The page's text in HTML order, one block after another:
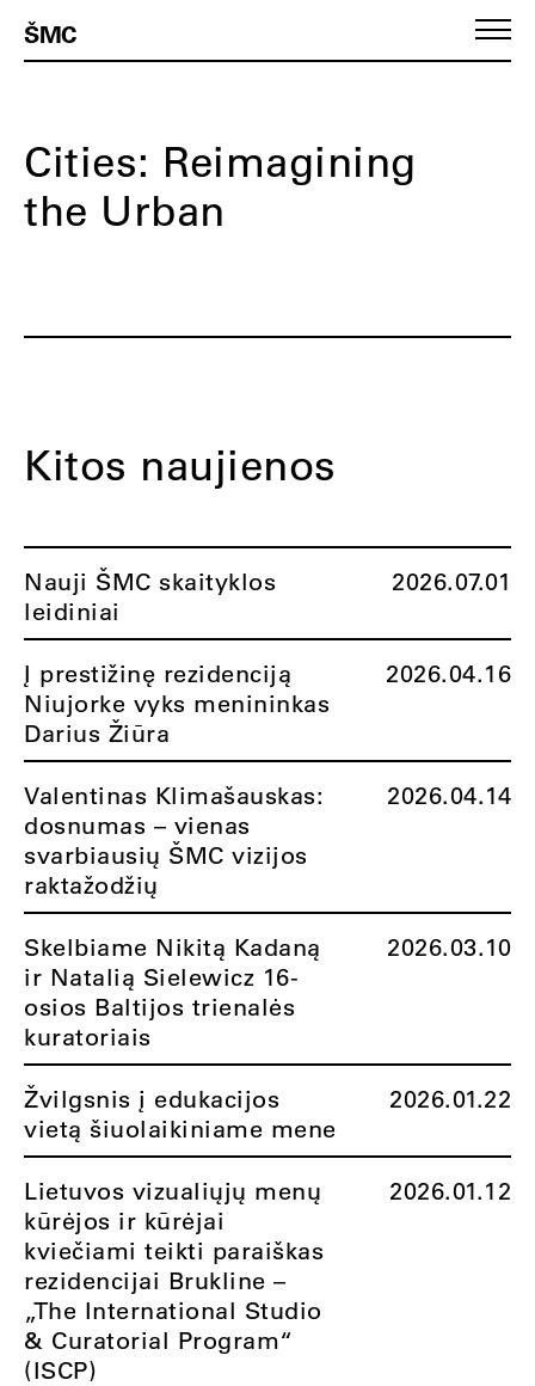
ŠMC
Cities: Reimagining
the Urban
Kitos naujienos
Nauji ŠMC skaityklos
leidiniai
2026.07.01
Į prestižinę rezidenciją
Niujorke vyks menininkas
Darius Žiūra
2026.04.16
Valentinas Klimašauskas:
dosnumas – vienas
svarbiausių ŠMC vizijos
raktažodžių
2026.04.14
Skelbiame Nikitą Kadaną
ir Natalią Sielewicz 16-
osios Baltijos trienalės
kuratoriais
2026.03.10
Žvilgsnis į edukacijos
vietą šiuolaikiniame mene
2026.01.22
Lietuvos vizualiųjų menų
kūrėjos ir kūrėjai
kviečiami teikti paraiškas
rezidencijai Brukline –
„The International Studio
& Curatorial Program“
(ISCP)
2026.01.12